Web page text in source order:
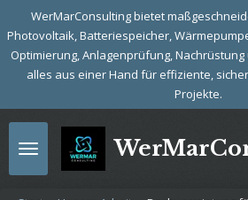
Zum
Hauptinhalt
springen
WerMarConsulting bietet
Photovoltaik, Batteriespeicher,
Optimierung, Anlagenprüfung,
alles aus einer Hand für effiziente,
Projekte.